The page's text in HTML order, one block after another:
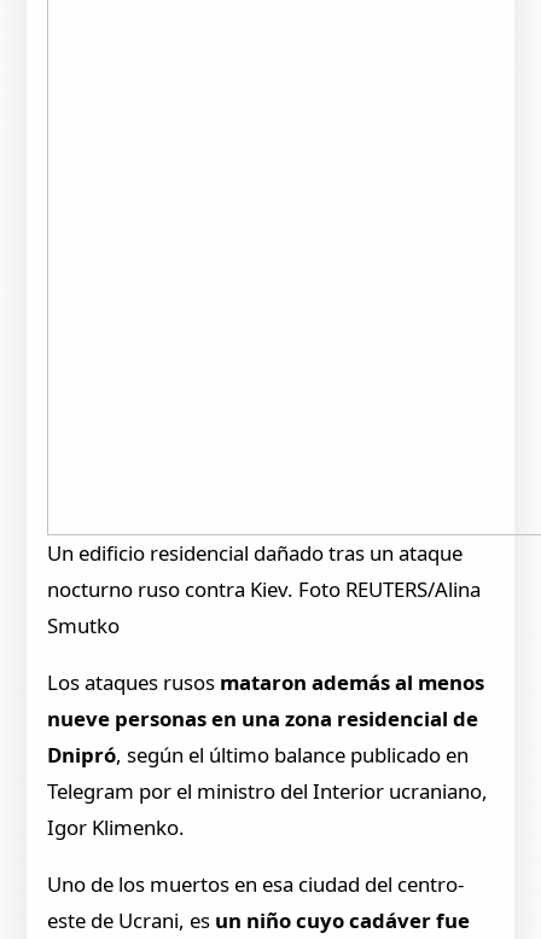
Un edificio residencial dañado tras un ataque
nocturno ruso contra Kiev. Foto REUTERS/Alina
Smutko
Los ataques rusos mataron además al menos
nueve personas en una zona residencial de
Dnipró, según el último balance publicado en
Telegram por el ministro del Interior ucraniano,
Igor Klimenko.
Uno de los muertos en esa ciudad del centro-
este de Ucrani, es un niño cuyo cadáver fue